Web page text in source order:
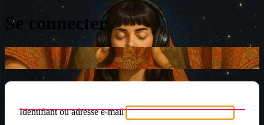
Se connecter
Identifiant ou adresse e-mail